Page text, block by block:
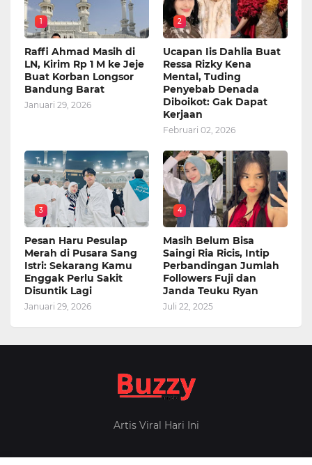
1
Raffi Ahmad Masih di
LN, Kirim Rp 1 M ke Jeje
Buat Korban Longsor
Bandung Barat
Januari 29, 2026
2
Ucapan Iis Dahlia Buat
Ressa Rizky Kena
Mental, Tuding
Penyebab Denada
Diboikot: Gak Dapat
Kerjaan
Februari 02, 2026
3
Pesan Haru Pesulap
Merah di Pusara Sang
Istri: Sekarang Kamu
Enggak Perlu Sakit
Disuntik Lagi
Januari 29, 2026
4
Masih Belum Bisa
Saingi Ria Ricis, Intip
Perbandingan Jumlah
Followers Fuji dan
Janda Teuku Ryan
Juli 22, 2025
Artis Viral Hari Ini